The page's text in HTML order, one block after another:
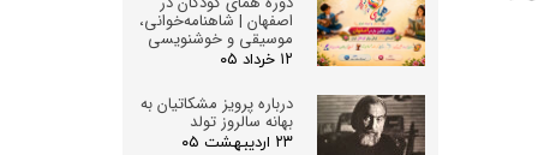
اصفهان | شاهنامه‌خوانی،
موسیقی و خوشنویسی
۱۲ خرداد ۰۵
درباره پرویز مشکاتیان به
بهانه سالروز تولد
۲۳ اردیبهشت ۰۵